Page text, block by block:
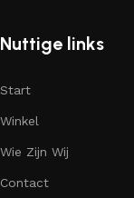
Nuttige links
Start
Winkel
Wie Zijn Wij
Contact